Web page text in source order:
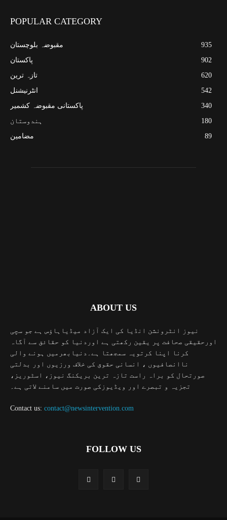
POPULAR CATEGORY
مقبوضہ بلوچستان
935
پاکستان
902
تازہ ترین
620
انٹرنیشنل
542
پاکستانی مقبوضہ کشمیر
340
ہندوستان
180
مضامین
89
ABOUT US
نیوز انٹرونشن انڈیا کی ایک آزاد میڈیاہاؤس ہے جو سچی
اورحقیقی صحافت پر یقین رکھتی ہے اوردنیا کو حقائق سے آگاہ
کرنا اپنا کرتویہ سمجھتا ہے۔دنیابھرمیں ہونے والی
ناانصافیوں ، انسانی حقوق کی خلاف ورزیوں اور بدلتی
صورتحال کو براہ راست تازہ ترین بریکنگ نیوز، اسٹوریز،
تجزیہ و تبصرے اور ویڈیوزکی صورت میں سامنے لاتی ہے۔
Contact us: contact@newsintervention.com
FOLLOW US